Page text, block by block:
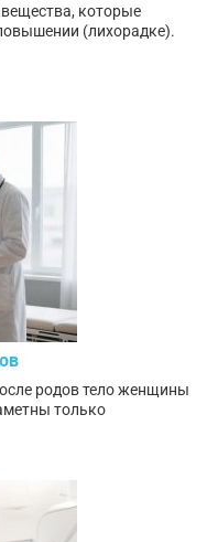
которые
(лихорадке).
родов тело женщины
только